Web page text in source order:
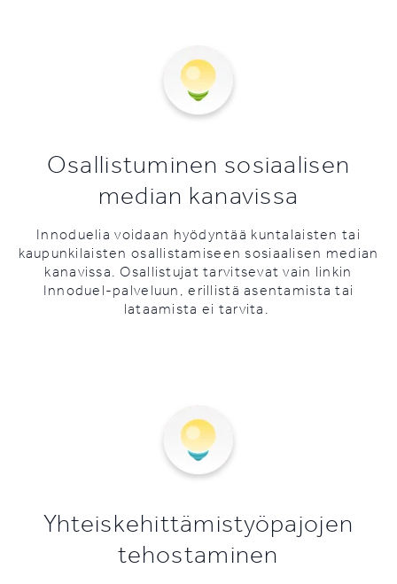
Osallistuminen sosiaalisen
median kanavissa
Innoduelia voidaan hyödyntää kuntalaisten tai
kaupunkilaisten osallistamiseen sosiaalisen median
kanavissa. Osallistujat tarvitsevat vain linkin
Innoduel-palveluun, erillistä asentamista tai
lataamista ei tarvita.
Yhteiskehittämistyöpajojen
tehostaminen